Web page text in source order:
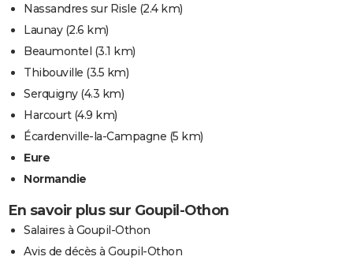
Nassandres sur Risle (2.4 km)
Launay(2.6 km)
Beaumontel (3.1 km)
Thibouville (3.5 km)
Serquigny(4.3 km)
Harcourt(4.9 km)
Écardenville-la-Campagne (5 km)
Eure
Normandie
En savoir plus sur Goupil-Othon
Salaires à Goupil-Othon
Avis de décès à Goupil-Othon